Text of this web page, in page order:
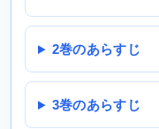
2巻のあらすじ
3巻のあらすじ